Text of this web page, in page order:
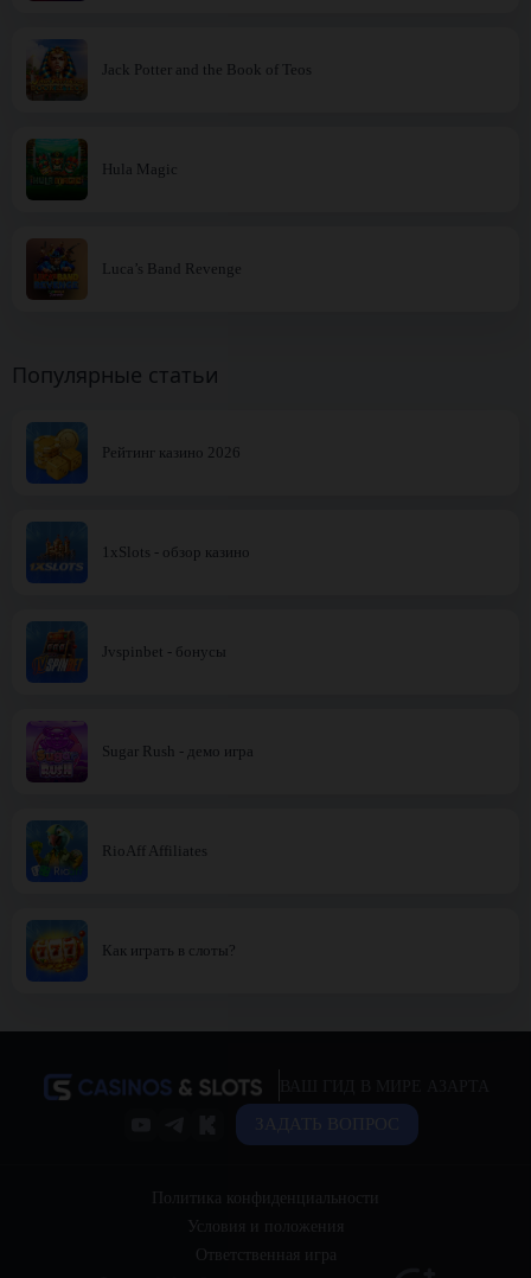
Jack Potter and the Book of Teos
Hula Magic
Luca’s Band Revenge
Популярные статьи
Рейтинг казино 2026
1xSlots - обзор казино
Jvspinbet - бонусы
Sugar Rush - демо игра
RioAff Affiliates
Как играть в слоты?
ЗАДАТЬ ВОПРОС
Политика конфиденциальности
Условия и положения
Ответственная игра